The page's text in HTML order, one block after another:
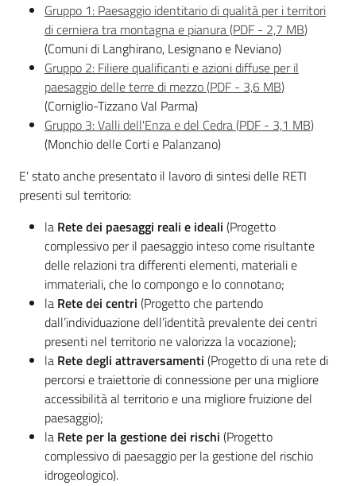
ProgettiGruppo 1: Paesaggio identitario di qualità per i territori
di cerniera tra montagna e pianura(PDF - 2,7 MB)
(Comuni di Langhirano, Lesignano e Neviano)
Gruppo 2: Filiere qualificanti e azioni diffuse per il
paesaggio delle terre di mezzo(PDF - 3,6 MB)
(Corniglio-Tizzano Val Parma)
Gruppo 3: Valli dell'Enza e del Cedra(PDF - 3,1 MB)
(Monchio delle Corti e Palanzano)
E' stato anche presentato il lavoro di sintesi delle RETI
presenti sul territorio:
la Rete dei paesaggi reali e ideali (Progetto
complessivo per il paesaggio inteso come risultante
delle relazioni tra differenti elementi, materiali e
immateriali, che lo compongo e lo connotano;
la Rete dei centri (Progetto che partendo
dall’individuazione dell’identità prevalente dei centri
presenti nel territorio ne valorizza la vocazione);
la Rete degli attraversamenti (Progetto di una rete di
percorsi e traiettorie di connessione per una migliore
accessibilità al territorio e una migliore fruizione del
paesaggio);
la Rete per la gestione dei rischi (Progetto
complessivo di paesaggio per la gestione del rischio
idrogeologico).